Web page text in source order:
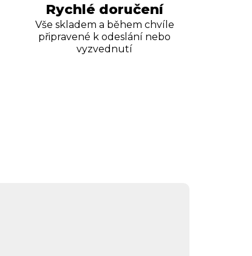
Rychlé doručení
Vše skladem a během chvíle
připravené k odeslání nebo
vyzvednutí